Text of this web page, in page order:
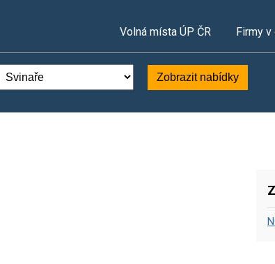
Volná místa ÚP ČR Firmy
Zobrazit nabídky